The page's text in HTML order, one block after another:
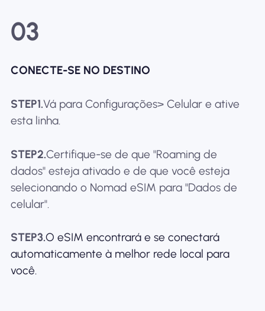
03
CONECTE-SE NO DESTINO
STEP1.Vá para Configurações> Celular e ative
esta linha.
STEP2.Certifique-se de que "Roaming de
dados" esteja ativado e de que você esteja
selecionando o Nomad eSIM para "Dados de
celular".
STEP3.O eSIM encontrará e se conectará
automaticamente à melhor rede local para
você.